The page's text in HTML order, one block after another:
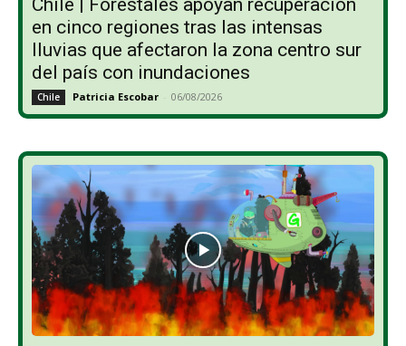
Chile | Forestales apoyan recuperación
en cinco regiones tras las intensas
lluvias que afectaron la zona centro sur
del país con inundaciones
Chile Patricia Escobar - 06/08/2026